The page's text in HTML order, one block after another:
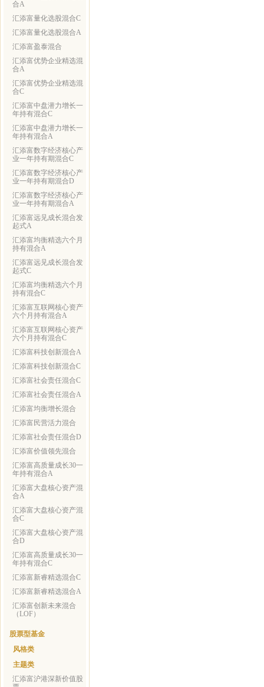
合A
汇添富量化选股混合C
汇添富量化选股混合A
汇添富盈泰混合
汇添富优势企业精选混
合A
汇添富优势企业精选混
合C
汇添富中盘潜力增长一
年持有混合C
汇添富中盘潜力增长一
年持有混合A
汇添富数字经济核心产
业一年持有期混合C
汇添富数字经济核心产
业一年持有期混合D
汇添富数字经济核心产
业一年持有期混合A
汇添富远见成长混合发
起式A
汇添富均衡精选六个月
持有混合A
汇添富远见成长混合发
起式C
汇添富均衡精选六个月
持有混合C
汇添富互联网核心资产
六个月持有混合A
汇添富互联网核心资产
六个月持有混合C
汇添富科技创新混合A
汇添富科技创新混合C
汇添富社会责任混合C
汇添富社会责任混合A
汇添富均衡增长混合
汇添富民营活力混合
汇添富社会责任混合D
汇添富价值领先混合
汇添富高质量成长30一
年持有混合A
汇添富大盘核心资产混
合A
汇添富大盘核心资产混
合C
汇添富大盘核心资产混
合D
汇添富高质量成长30一
年持有混合C
汇添富新睿精选混合C
汇添富新睿精选混合A
汇添富创新未来混合
（LOF）
股票型基金
风格类
主题类
汇添富沪港深新价值股